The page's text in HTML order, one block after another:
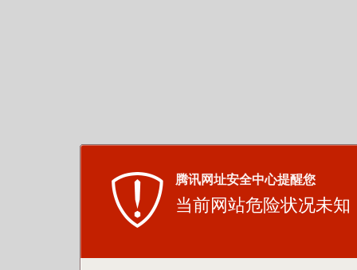
腾讯网址安全中心提醒您
当前网站危险状况未知